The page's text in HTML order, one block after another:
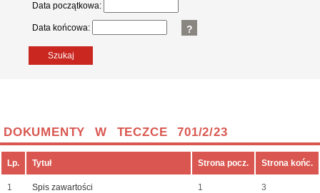
Data początkowa:
Data końcowa: ?
Szukaj
DOKUMENTY W TECZCE 701/2/23
Lp. Tytuł Strona pocz. Strona końc.
1 Spis zawartości 1 3